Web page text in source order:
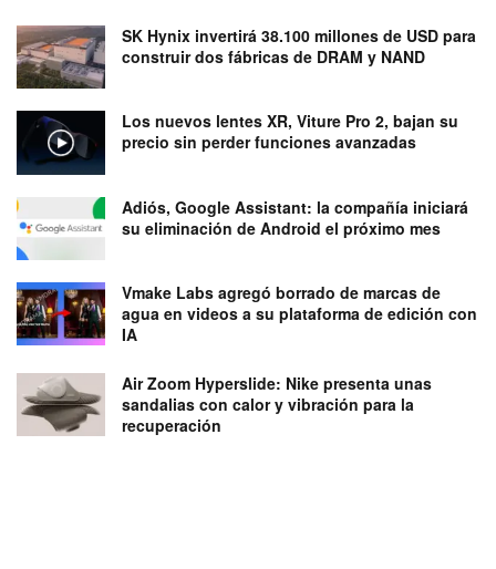
SK Hynix invertirá 38.100 millones de USD para
construir dos fábricas de DRAM y NAND
Los nuevos lentes XR, Viture Pro 2, bajan su
precio sin perder funciones avanzadas
Adiós, Google Assistant: la compañía iniciará
su eliminación de Android el próximo mes
Vmake Labs agregó borrado de marcas de
agua en videos a su plataforma de edición con
IA
Air Zoom Hyperslide: Nike presenta unas
sandalias con calor y vibración para la
recuperación